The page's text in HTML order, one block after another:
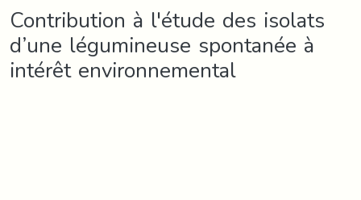
Contribution à l'étude des isolats
d’une légumineuse spontanée à
intérêt environnemental